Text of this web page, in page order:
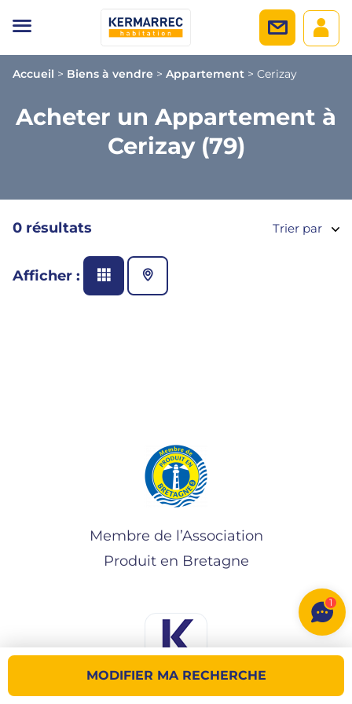
Accueil > Biens à vendre > Appartement > Cerizay
Acheter un Appartement à
Cerizay (79)
MODIFIER MA RECHERCHE
0 résultats Trier par
Afficher :
Membre de l’Association
Produit en Bretagne
1